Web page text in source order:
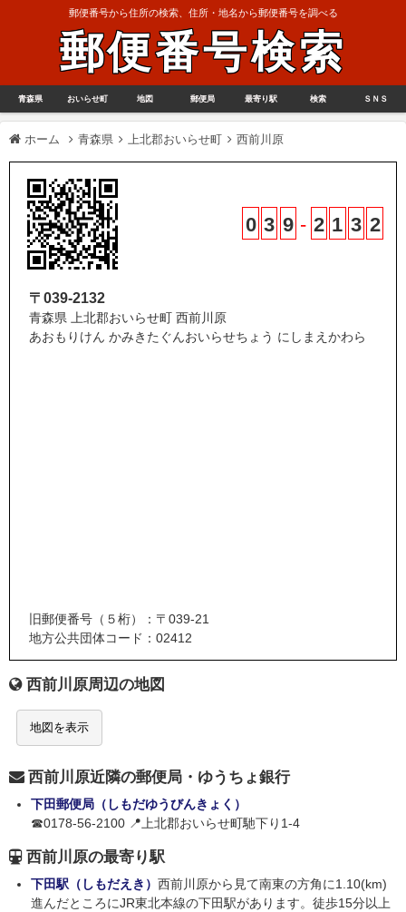
郵便番号から住所の検索、住所・地名から郵便番号を調べる
郵便番号検索
青森県 おいらせ町 地図 郵便局 最寄り駅 検索 ＳＮＳ
ホーム 青森県 上北郡おいらせ町 西前川原
0 3 9 - 2 1 3 2
〒039-2132
青森県 上北郡おいらせ町 西前川原
あおもりけん かみきたぐんおいらせちょう にしまえかわら
旧郵便番号（５桁）：〒039-21
地方公共団体コード：02412
西前川原周辺の地図
地図を表示
西前川原近隣の郵便局・ゆうちょ銀行
下田郵便局（しもだゆうびんきょく）
☎0178-56-2100 📍上北郡おいらせ町馳下り1-4
西前川原の最寄り駅
下田駅（しもだえき） 西前川原から見て南東の方角に1.10(km)
進んだところにJR東北本線の下田駅があります。徒歩15分以上